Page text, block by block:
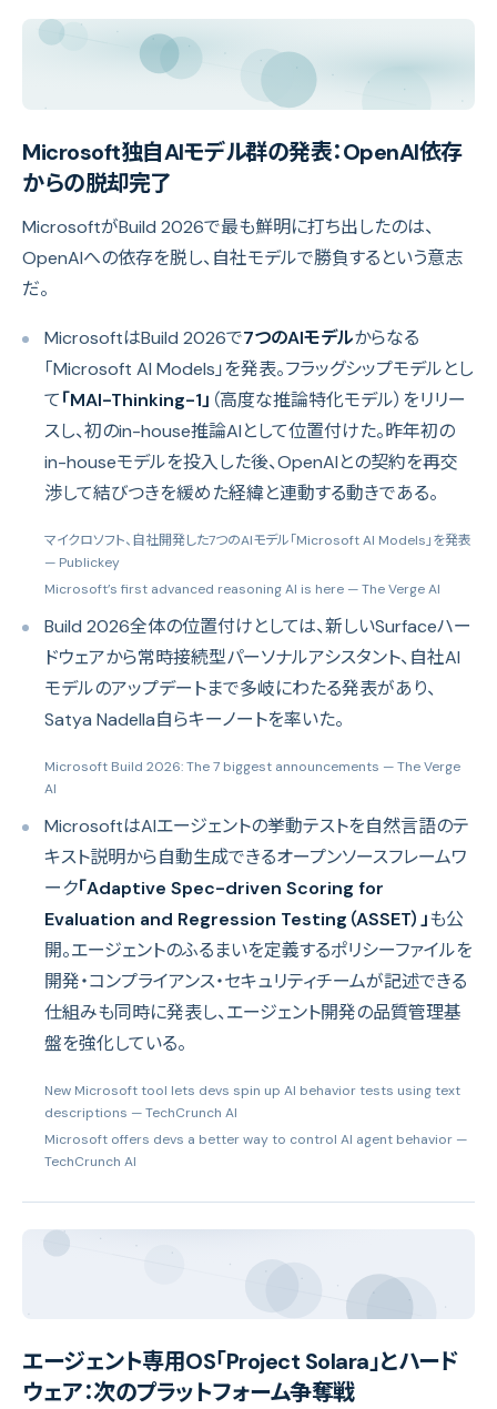
Microsoft独自AIモデル群の発表：OpenAI依存
からの脱却完了
MicrosoftがBuild 2026で最も鮮明に打ち出したのは、
OpenAIへの依存を脱し、自社モデルで勝負するという意志
だ。
MicrosoftはBuild 2026で7つのAIモデルからなる
「Microsoft AI Models」を発表。フラッグシップモデルとし
て「MAI-Thinking-1」 （高度な推論特化モデル）をリリー
スし、初のin-house推論AIとして位置付けた。昨年初の
in-houseモデルを投入した後、OpenAIとの契約を再交
渉して結びつきを緩めた経緯と連動する動きである。
マイクロソフト、自社開発した7つのAIモデル「Microsoft AI Models」を発表
— Publickey
Microsoft’s first advanced reasoning AI is here — The Verge AI
Build 2026全体の位置付けとしては、新しいSurfaceハー
ドウェアから常時接続型パーソナルアシスタント、自社AI
モデルのアップデートまで多岐にわたる発表があり、
Satya Nadella自らキーノートを率いた。
Microsoft Build 2026: The 7 biggest announcements — The Verge
AI
MicrosoftはAIエージェントの挙動テストを自然言語のテ
キスト説明から自動生成できるオープンソースフレームワ
ーク「Adaptive Spec-driven Scoring for
Evaluation and Regression Testing（ASSET）」も公
開。エージェントのふるまいを定義するポリシーファイルを
開発・コンプライアンス・セキュリティチームが記述できる
仕組みも同時に発表し、エージェント開発の品質管理基
盤を強化している。
New Microsoft tool lets devs spin up AI behavior tests using text
descriptions — TechCrunch AI
Microsoft offers devs a better way to control AI agent behavior —
TechCrunch AI
エージェント専用OS「Project Solara」とハード
ウェア：次のプラットフォーム争奪戦